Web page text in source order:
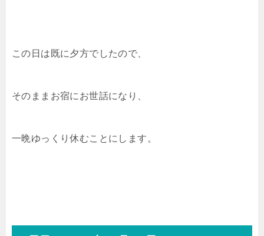
この日は既に夕方でしたので、
そのままお宿にお世話になり、
一晩ゆっくり休むことにします。